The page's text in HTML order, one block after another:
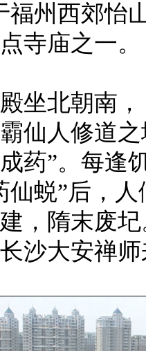
福州西郊怡
寺庙之一。
北朝南，
仙人修道
药”。每逢
仙蜕”后，
，隋末废
沙大安禅